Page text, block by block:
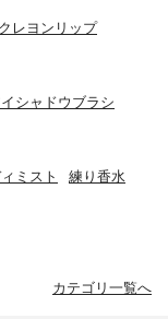
クレヨンリップ
シャドウブラシ
ミスト 練り香水
カテゴリ一覧へ